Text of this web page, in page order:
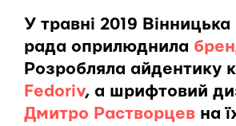
У травні 2019 Вінницька
рада оприлюднила
Розробляла айдентику
Fedoriv, а шрифтовий
Дмитро Растворцев на